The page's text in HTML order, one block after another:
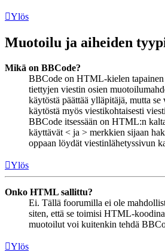
Ylös
Muotoilu ja aiheiden
Mikä on BBCode?
BBCode on HTML-kielen tapainen
tiettyjen viestin osien
käytöstä päättää ylläpitäjä, mutta se
käytöstä myös viestikohtaisesti
BBCode itsessään on HTML:n
käyttävät < ja > merkkien sijaan
oppaan löydät viestinlähetyssivun
Ylös
Onko HTML sallittu?
Ei. Tällä foorumilla ei ole
siten, että se toimisi HTML-
muotoilut voi kuitenkin tehdä
Ylös